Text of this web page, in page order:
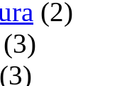
(2)
(3)
(3)